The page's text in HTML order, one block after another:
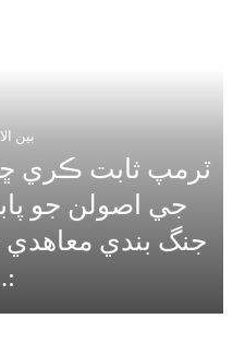
بين
ٽرمپ ثابت ڪري
جي اصولن جو
جنگ بندي